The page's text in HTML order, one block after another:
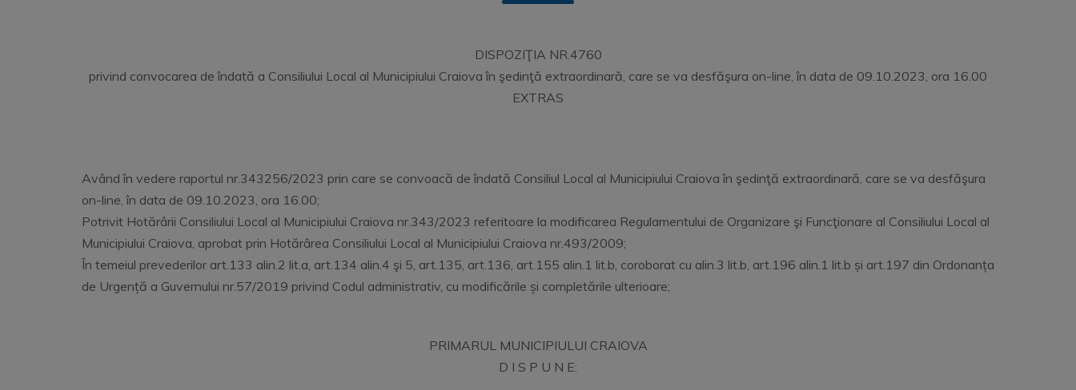
DISPOZIŢIA NR.4760
privind convocarea de îndată a Consiliului Local al Municipiului Craiova în şedinţă extraordinară, care se va desfăşura on-line, în data de 09.10.2023, ora 16.00
EXTRAS
Având în vedere raportul nr.343256/2023 prin care se convoacă de îndată Consiliul Local al Municipiului Craiova în şedinţă extraordinară, care se va desfăşura
on-line, în data de 09.10.2023, ora 16.00;
Potrivit Hotărârii Consiliului Local al Municipiului Craiova nr.343/2023 referitoare la modificarea Regulamentului de Organizare şi Funcţionare al Consiliului Local al
Municipiului Craiova, aprobat prin Hotărârea Consiliului Local al Municipiului Craiova nr.493/2009;
În temeiul prevederilor art.133 alin.2 lit.a, art.134 alin.4 şi 5, art.135, art.136, art.155 alin.1 lit.b, coroborat cu alin.3 lit.b, art.196 alin.1 lit.b și art.197 din Ordonanța
de Urgență a Guvernului nr.57/2019 privind Codul administrativ, cu modificările și completările ulterioare;
PRIMARUL MUNICIPIULUI CRAIOVA
D I S P U N E: